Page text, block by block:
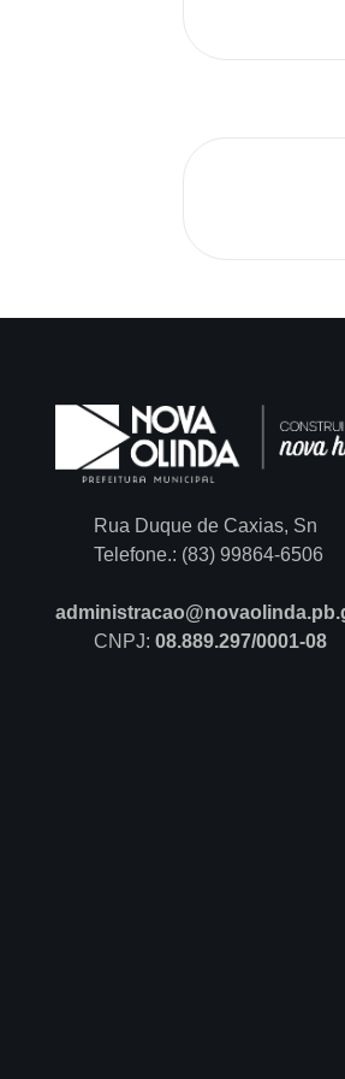
Rua Duque de Caxias, Sn
Telefone.: (83) 99864-6506
CNPJ: 08.889.297/0001-08